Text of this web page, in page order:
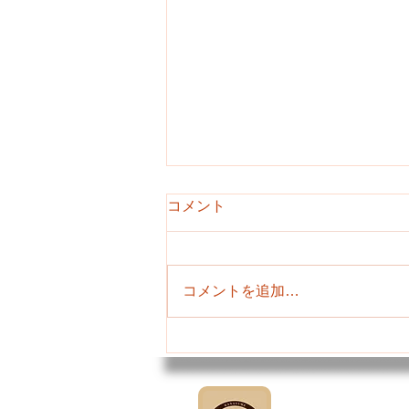
今日のまるしぇ♪
コメント
コメントを追加…